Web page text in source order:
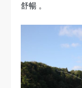
舒暢 。